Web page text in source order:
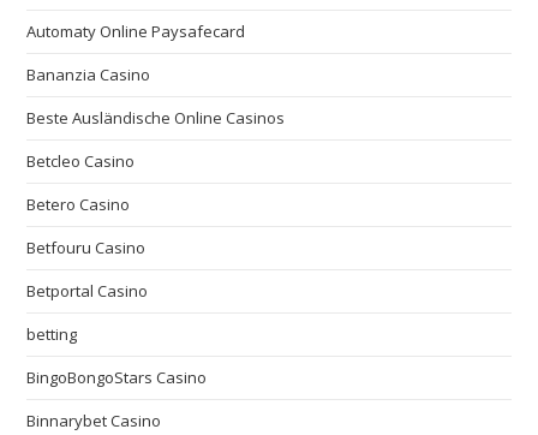
Automaty Online Paysafecard
Bananzia Casino
Beste Ausländische Online Casinos
Betcleo Casino
Betero Casino
Betfouru Casino
Betportal Casino
betting
BingoBongoStars Casino
Binnarybet Casino